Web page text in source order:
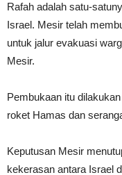
Rafah adalah satu-
Israel. Mesir telah
untuk jalur evakuasi
Mesir.
Pembukaan itu
roket Hamas dan
Keputusan Mesir
kekerasan antara Israel